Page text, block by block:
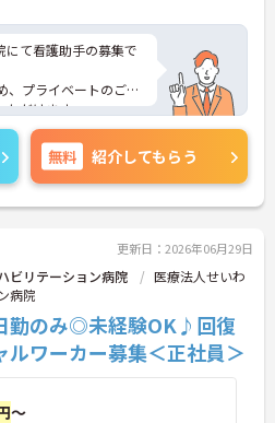
にて看護助手の募集で
、プライベートのご予
ただけます。
ポイントなど、さらに
気軽にご相談くださ
無料 紹介してもらう
更新日：2026年06月29日
ビリテーション病院
医療法人せいわ
病院
勤のみ◎未経験OK♪回復
ワーカー募集＜正社員＞
～